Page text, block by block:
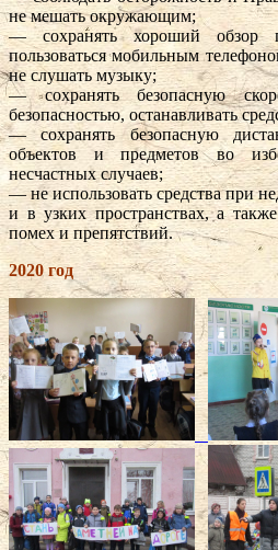
не мешать окружающим;
— сохранять хороший обзор
пользоваться мобильным
не слушать музыку;
— сохранять безопасную
безопасностью, останавливать
— сохранять безопасную
объектов и предметов во
несчастных случаев;
— не использовать средства при
и в узких пространствах, а
помех и препятствий.
2020 год